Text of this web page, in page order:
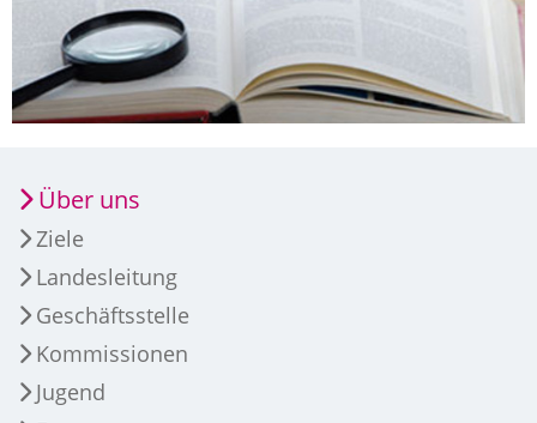
Über uns
Ziele
Landesleitung
Geschäftsstelle
Kommissionen
Jugend